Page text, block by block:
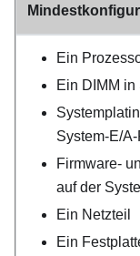
Ein
Ein DIMM in
System-E/
Firmware-
auf der
Ein Netzteil
Ein